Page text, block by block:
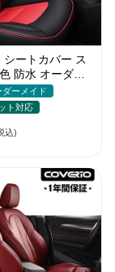
シートカバー ス
防水 オーダー
軽/普自動車
ダーメイド
ト対応
込)